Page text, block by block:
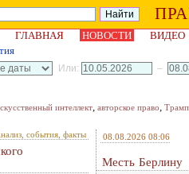
ГЛАВНАЯ НОВОСТИ
ВИДЕО
Или: –
интеллект, авторское право, Трамп
события, факты 08.08.2026 08:06
Месть Берлину